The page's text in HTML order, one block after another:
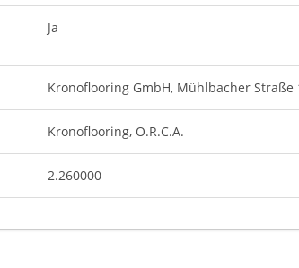
Ja
Kronoflooring GmbH, Mühlbacher Straße
Kronoflooring, O.R.C.A.
2.260000